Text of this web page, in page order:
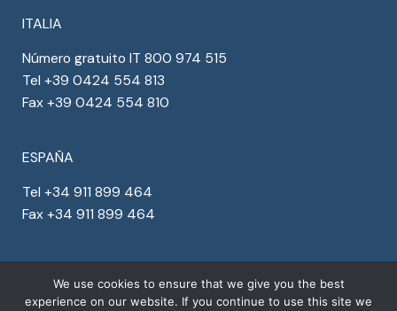
ITALIA
Número gratuito IT 800 974 515
Tel +39 0424 554 813
Fax +39 0424 554 810
ESPAÑA
Tel +34 911 899 464
Fax +34 911 899 464
Denmark +45 78 77 29 44
We use cookies to ensure that we give you the best
experience on our website. If you continue to use this site we